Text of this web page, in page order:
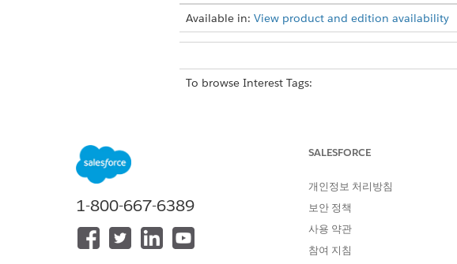
Available in: View product and edition availability
To browse Interest Tags:
1-800-667-6389
SALESFORCE
개인정보 처리방침
보안 정책
사용 약관
참여 지침